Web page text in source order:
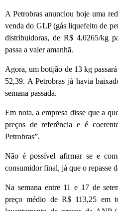
A Petrobras anunciou hoje uma
venda do GLP (gás liquefeito de
distribuidoras, de R$ 4,0265/kg
passa a valer amanhã.
Agora, um botijão de 13 kg
52,39. A Petrobras já havia
semana passada.
Em nota, a empresa disse que a
preços de referência e é
Petrobras”.
Não é possível afirmar se e
consumidor final, já que o repasse
Na semana entre 11 e 17 de
preço médio de R$ 113,25 em